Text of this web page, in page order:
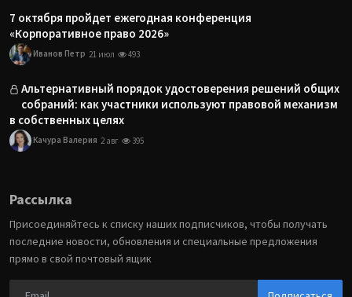
7 октября пройдет ежегодная конференция
«Корпоративное право 2026»
Иванов Петр 21 июл 493
Альтернативный порядок удостоверения решений общих
собраний: как участники используют правовой механизм
в собственных целях
Качура Валерия 2 авг 395
Рассылка
Присоединяйтесь к списку наших подписчиков, чтобы получать
последние новости, обновления и специальные предложения
прямо в свой почтовый ящик